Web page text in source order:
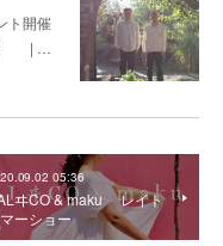
ト開催
間 | …
05:36
ヰCO & maku レイト
ーショー